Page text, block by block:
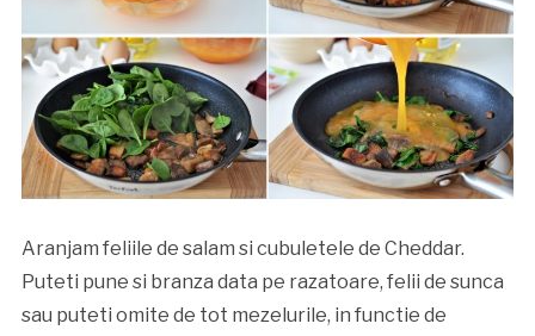
Aranjam feliile de salam si cubuletele de Cheddar.
Puteti pune si branza data pe razatoare, felii de sunca
sau puteti omite de tot mezelurile, in functie de